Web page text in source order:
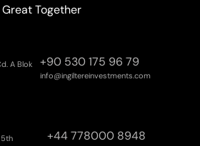
Together
A Blok
+90 530 175 96 79
info@ingiltereinvestments.com
5th +44 778000 8948